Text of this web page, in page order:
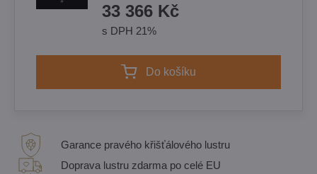
33 366 Kč
s DPH 21%
Do košíku
Garance pravého křišťálového lustru
Doprava lustru zdarma po celé EU